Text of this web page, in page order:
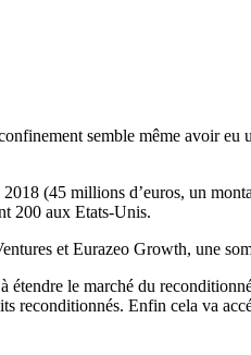
semble même avoir
(45 millions d’euros, un
200 aux Etats-Unis.
et Eurazeo Growth, une
étendre le marché du
reconditionnés. Enfin cela va